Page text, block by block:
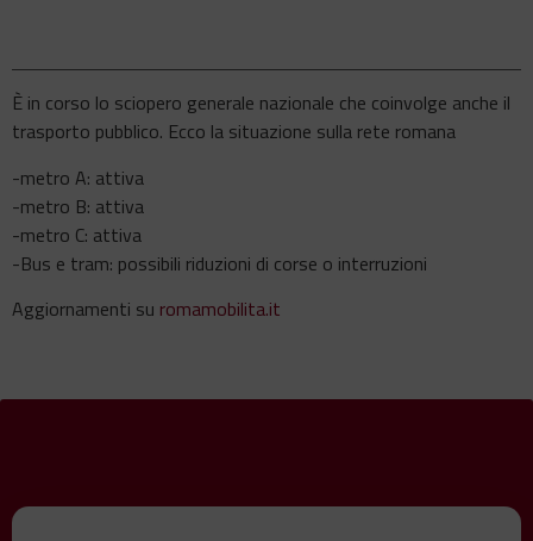
È in corso lo sciopero generale nazionale che coinvolge anche il
trasporto pubblico. Ecco la situazione sulla rete romana
-metro A: attiva
-metro B: attiva
-metro C: attiva
-Bus e tram: possibili riduzioni di corse o interruzioni
Aggiornamenti su romamobilita.it